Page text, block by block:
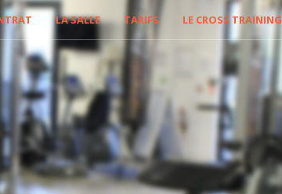
LA SALLE TARIFS LE CROSS TRAINING